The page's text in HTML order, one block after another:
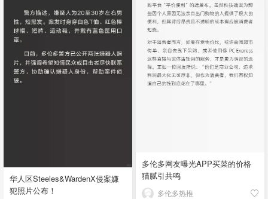
多伦多网友曝光APP买菜的价格
猫腻引共鸣
多伦多热推
华人区Steeles&WardenX侵案嫌
犯照片公布！